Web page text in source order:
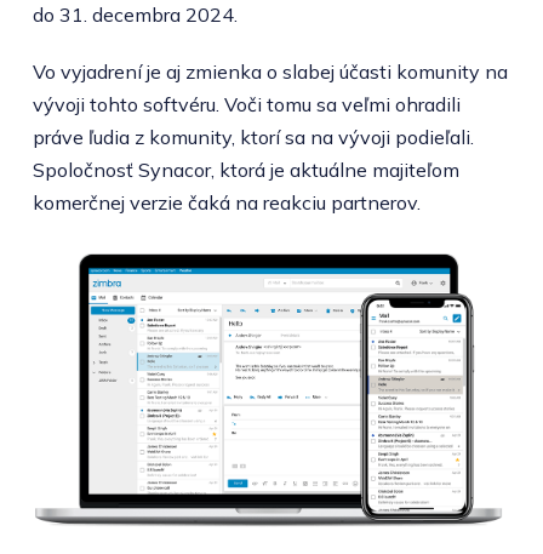
do 31. decembra 2024.
Vo vyjadrení je aj zmienka o slabej účasti komunity na
vývoji tohto softvéru. Voči tomu sa veľmi ohradili
práve ľudia z komunity, ktorí sa na vývoji podieľali.
Spoločnosť Synacor, ktorá je aktuálne majiteľom
komerčnej verzie čaká na reakciu partnerov.